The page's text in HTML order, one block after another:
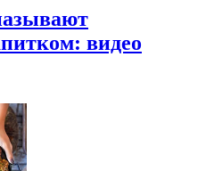
видео